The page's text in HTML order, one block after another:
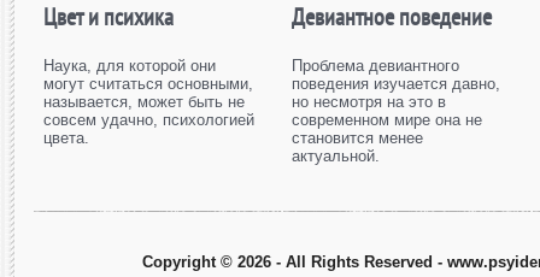
Цвет и психика
Наука, для которой они
могут считаться основными,
называется, может быть не
совсем удачно, психологией
цвета.
Девиантное поведение
Проблема девиантного
поведения изучается давно,
но несмотря на это в
современном мире она не
становится менее
актуальной.
Copyright © 2026 - All Rights Reserved -